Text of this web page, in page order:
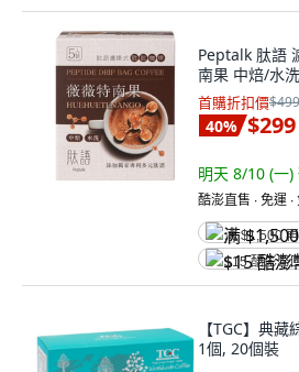
Peptalk 肽語
南果 中焙/水
首購折扣價$499
40% $299
明天 8/10 (一)
酷澎直售 ∙ 免運
满 $1,500
$15 酷澎幣
【TGC】典
1個, 20個裝